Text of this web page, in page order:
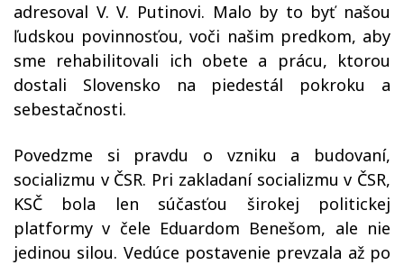
adresoval V. V. Putinovi. Malo by to byť našou
ľudskou povinnosťou, voči našim predkom, aby
sme rehabilitovali ich obete a prácu, ktorou
dostali Slovensko na piedestál pokroku a
sebestačnosti.
Povedzme si pravdu o vzniku a budovaní,
socializmu v ČSR. Pri zakladaní socializmu v ČSR,
KSČ bola len súčasťou širokej politickej
platformy v čele Eduardom Benešom, ale nie
jedinou silou. Vedúce postavenie prevzala až po